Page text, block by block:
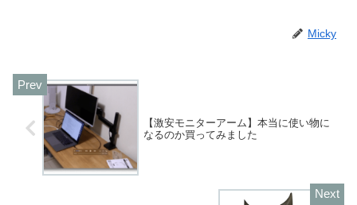
Micky
【激安モニターアーム】本当に使い物に
なるのか買ってみました